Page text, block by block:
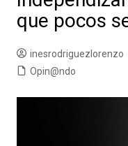
que pocos
inesrodriguezlorenzo
Opin@ndo